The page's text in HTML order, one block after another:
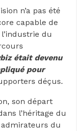
n’a pas été
capable de
du
était devenu
pour
déçus.
son départ
l’héritage du
du